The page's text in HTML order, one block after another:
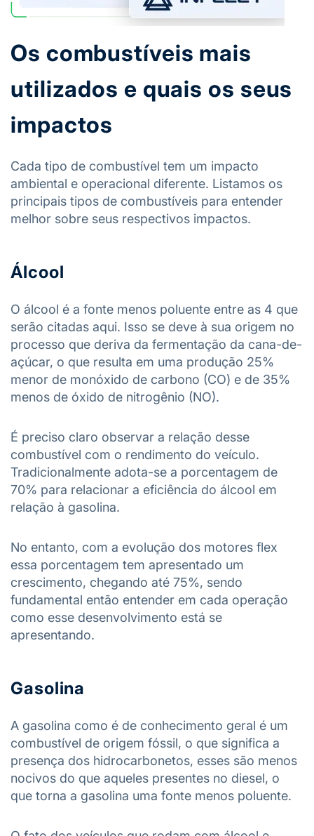
Os combustíveis mais
utilizados e quais os seus
impactos
Cada tipo de combustível tem um impacto
ambiental e operacional diferente. Listamos os
principais tipos de combustíveis para entender
melhor sobre seus respectivos impactos.
Álcool
O álcool é a fonte menos poluente entre as 4 que
serão citadas aqui. Isso se deve à sua origem no
processo que deriva da fermentação da cana-de-
açúcar, o que resulta em uma produção 25%
menor de monóxido de carbono (CO) e de 35%
menos de óxido de nitrogênio (NO).
É preciso claro observar a relação desse
combustível com o rendimento do veículo.
Tradicionalmente adota-se a porcentagem de
70% para relacionar a eficiência do álcool em
relação à gasolina.
No entanto, com a evolução dos motores flex
essa porcentagem tem apresentado um
crescimento, chegando até 75%, sendo
fundamental então entender em cada operação
como esse desenvolvimento está se
apresentando.
Gasolina
A gasolina como é de conhecimento geral é um
combustível de origem fóssil, o que significa a
presença dos hidrocarbonetos, esses são menos
nocivos do que aqueles presentes no diesel, o
que torna a gasolina uma fonte menos poluente.